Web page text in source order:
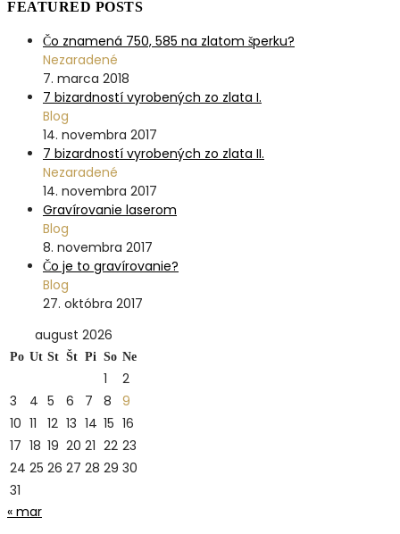
FEATURED POSTS
Čo znamená 750, 585 na zlatom šperku?
Nezaradené
7. marca 2018
7 bizardností vyrobených zo zlata I.
Blog
14. novembra 2017
7 bizardností vyrobených zo zlata II.
Nezaradené
14. novembra 2017
Gravírovanie laserom
Blog
8. novembra 2017
Čo je to gravírovanie?
Blog
27. októbra 2017
august 2026
Po Ut St Št Pi So Ne
1
2
3
4 5 6 7 8
9
10 11 12 13 14 15 16
17 18 19 20 21 22 23
24 25 26 27 28 29 30
31
« mar